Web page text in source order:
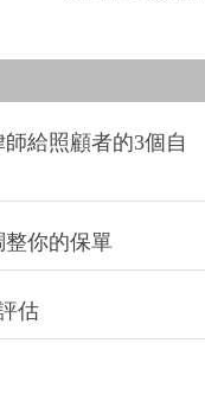
給照顧者的3個自
你的保單
估